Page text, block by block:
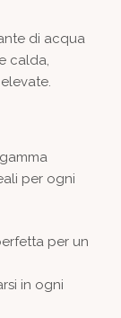
di acqua
calda,
per ogni
per un
in ogni